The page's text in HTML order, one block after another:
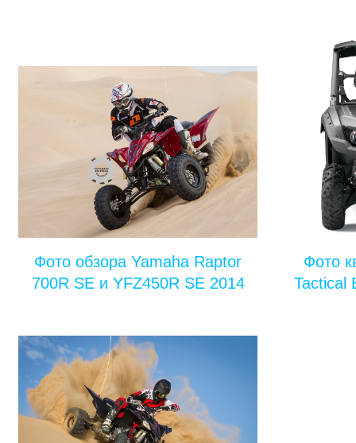
Фото обзора Yamaha Raptor
700R SE и YFZ450R SE 2014
Фото
Tactical